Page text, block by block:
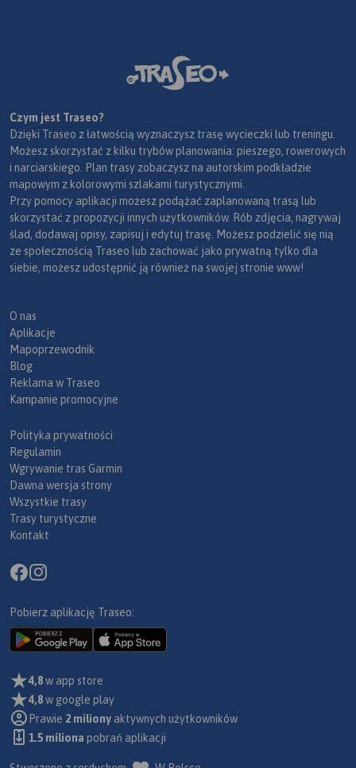
Czym jest Traseo?
Dzięki Traseo z łatwością wyznaczysz trasę wycieczki lub treningu.
Możesz skorzystać z kilku trybów planowania: pieszego, rowerowych
i narciarskiego. Plan trasy zobaczysz na autorskim podkładzie
mapowym z kolorowymi szlakami turystycznymi.
Przy pomocy aplikacji możesz podążać zaplanowaną trasą lub
skorzystać z propozycji innych użytkowników. Rób zdjęcia, nagrywaj
ślad, dodawaj opisy, zapisuj i edytuj trasę. Możesz podzielić się nią
ze społecznością Traseo lub zachować jako prywatną tylko dla
siebie, możesz udostępnić ją również na swojej stronie www!
O nas
Aplikacje
Mapoprzewodnik
Blog
Reklama w Traseo
Kampanie promocyjne
Polityka prywatności
Regulamin
Wgrywanie tras Garmin
Dawna wersja strony
Wszystkie trasy
Trasy turystyczne
Kontakt
Pobierz aplikację Traseo:
4,8w app store
4,8w google play
Prawie 2 miliony aktywnych użytkowników
1.5 miliona pobrań aplikacji